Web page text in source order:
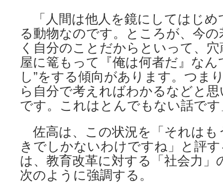
「人間は他人を鏡にしてはじめ
る動物なのです。ところが、今
く自分のことだからといって、
屋に篭もって『俺は何者だ』なん
し”をする傾向があります。つま
ら自分で考えればわかるなどと
です。これはとんでもない話です
佐高は、この状況を「それはも
きでしかないわけですね」と評
は、教育改革に対する「社会力」
次のように強調する。